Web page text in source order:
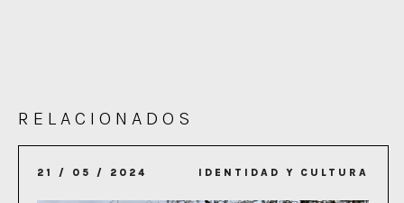
RELACIONADOS
21 / 05 / 2024 IDENTIDAD Y CULTURA